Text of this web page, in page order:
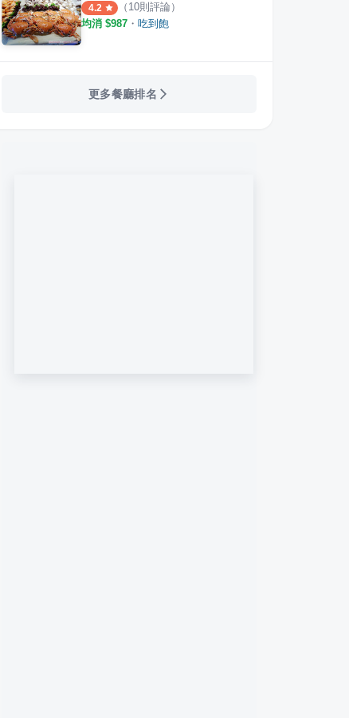
4.2 （ 10則評論）
均消 $987 ・ 吃到飽
更多餐廳排名